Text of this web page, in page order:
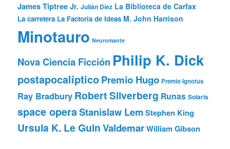
James Tiptree Jr. Julián Díez La Biblioteca de Carfax
La carretera La Factoría de Ideas M. John Harrison
Minotauro Neuromante
Nova Ciencia Ficción Philip K. Dick
postapocalípticoPremio Hugo Premio Ignotus
Ray Bradbury Robert Silverberg Runas Solaris
space operaStanislaw Lem Stephen King
Ursula K. Le GuinValdemarWilliam Gibson